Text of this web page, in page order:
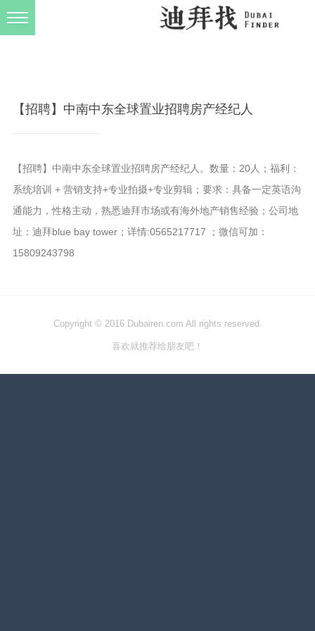
【招聘】中南中东全球置业招聘房产经纪人
【招聘】中南中东全球置业招聘房产经纪人。数量：20人；福利：
系统培训 + 营销支持+专业拍摄+专业剪辑；要求：具备一定英语沟
通能力，性格主动，熟悉迪拜市场或有海外地产销售经验；公司地
址：迪拜blue bay tower；详情:0565217717 ；微信可加：
15809243798
Copyright © 2016 Dubairen.com All rights reserved.
喜欢就推荐给朋友吧！